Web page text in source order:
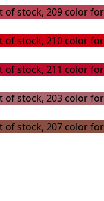
of stock, 209 color for
of stock, 210 color for
of stock, 211 color for
of stock, 203 color for
of stock, 207 color for